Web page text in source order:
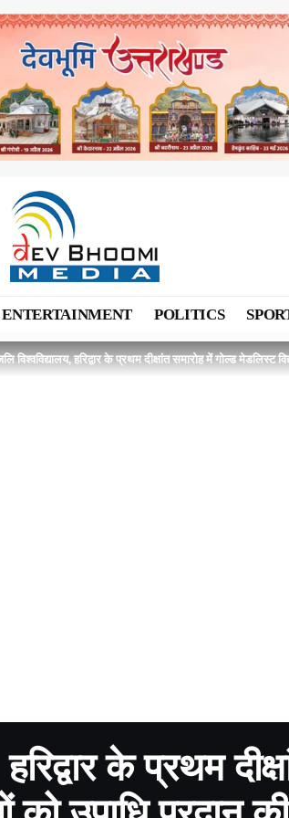
ENTERTAINMENT POLITICS
विश्वविद्यालय, हरिद्वार के प्रथम दीक्षांत समारोह में गोल्ड मेडलिस्ट
के प्रथम